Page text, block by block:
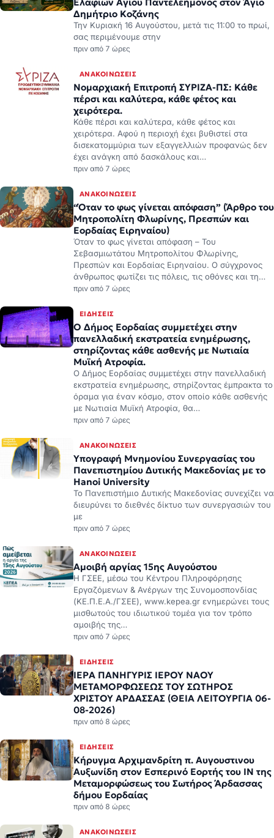
Δημήτριο Κοζάνης
Την Κυριακή 16 Αυγούστου, μετά τις 11:00 το πρωί,
σας περιμένουμε στην
πριν από 7 ώρες
ΑΝΑΚΟΙΝΏΣΕΙΣ
Νομαρχιακή Επιτροπή ΣΥΡΙΖΑ-ΠΣ: Κάθε
πέρσι και καλύτερα, κάθε φέτος και
χειρότερα.
Κάθε πέρσι και καλύτερα, κάθε φέτος και
χειρότερα. Αφού η περιοχή έχει βυθιστεί στα
δισεκατομμύρια των εξαγγελλιών προφανώς δεν
έχει ανάγκη από δασκάλους και…
πριν από 7 ώρες
ΑΝΑΚΟΙΝΏΣΕΙΣ
“Όταν το φως γίνεται απόφαση” (Άρθρο του
Μητροπολίτη Φλωρίνης, Πρεσπών και
Εορδαίας Ειρηναίου)
Όταν το φως γίνεται απόφαση – Του
Σεβασμιωτάτου Μητροπολίτου Φλωρίνης,
Πρεσπών και Εορδαίας Ειρηναίου. Ο σύγχρονος
άνθρωπος φωτίζει τις πόλεις, τις οθόνες και τη…
πριν από 7 ώρες
ΕΙΔΉΣΕΙΣ
Ο Δήμος Εορδαίας συμμετέχει στην
πανελλαδική εκστρατεία ενημέρωσης,
στηρίζοντας κάθε ασθενής με Νωτιαία
Μυϊκή Ατροφία.
Ο Δήμος Εορδαίας συμμετέχει στην πανελλαδική
εκστρατεία ενημέρωσης, στηρίζοντας έμπρακτα το
όραμα για έναν κόσμο, στον οποίο κάθε ασθενής
με Νωτιαία Μυϊκή Ατροφία, θα…
πριν από 7 ώρες
ΑΝΑΚΟΙΝΏΣΕΙΣ
Υπογραφή Μνημονίου Συνεργασίας του
Πανεπιστημίου Δυτικής Μακεδονίας με το
Hanoi University
Το Πανεπιστήμιο Δυτικής Μακεδονίας συνεχίζει να
διευρύνει το διεθνές δίκτυο των συνεργασιών του
με
πριν από 7 ώρες
ΑΝΑΚΟΙΝΏΣΕΙΣ
Αμοιβή αργίας 15ης Αυγούστου
Η ΓΣΕΕ, μέσω του Κέντρου Πληροφόρησης
Εργαζόμενων & Ανέργων της Συνομοσπονδίας
(ΚΕ.Π.Ε.Α./ΓΣΕΕ), www.kepea.gr ενημερώνει τους
μισθωτούς του ιδιωτικού τομέα για τον τρόπο
αμοιβής της…
πριν από 7 ώρες
ΕΙΔΉΣΕΙΣ
ΙΕΡΑ ΠΑΝΗΓΥΡΙΣ ΙΕΡΟΥ ΝΑΟΥ
ΜΕΤΑΜΟΡΦΩΣΕΩΣ ΤΟΥ ΣΩΤΗΡΟΣ
ΧΡΙΣΤΟΥ ΑΡΔΑΣΣΑΣ (ΘΕΙΑ ΛΕΙΤΟΥΡΓΙΑ 06-
08-2026)
πριν από 8 ώρες
ΕΙΔΉΣΕΙΣ
Κήρυγμα Αρχιμανδρίτη π. Αυγουστινου
Αυξωνίδη στον Εσπερινό Εορτής του ΙΝ της
Μεταμορφώσεως του Σωτήρος Άρδασσας
δήμου Εορδαίας
πριν από 8 ώρες
ΑΝΑΚΟΙΝΏΣΕΙΣ